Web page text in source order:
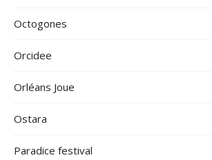
Octogones
Orcidee
Orléans Joue
Ostara
Paradice festival